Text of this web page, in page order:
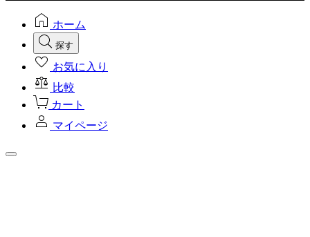
ホーム
探す
お気に入り
比較
カート
マイページ